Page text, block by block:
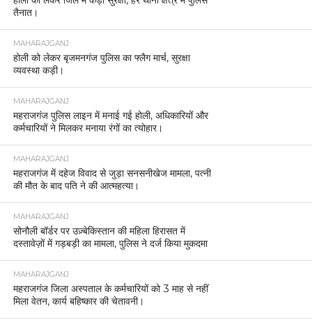
तैनात।
MAHARAJGANJ
होली को लेकर बृजमनगंज पुलिस का फ्लैग मार्च, सुरक्षा
व्यवस्था कड़ी।
MAHARAJGANJ
महराजगंज पुलिस लाइन में मनाई गई होली, अधिकारियों और
कर्मचारियों ने मिलकर मनाया रंगों का त्योहार।
MAHARAJGANJ
महराजगंज में दहेज विवाद से जुड़ा सनसनीखेज मामला, पत्नी
की मौत के बाद पति ने की आत्महत्या।
MAHARAJGANJ
सोनौली बॉर्डर पर उज़्बेकिस्तान की महिला हिरासत में
दस्तावेज़ों में गड़बड़ी का मामला, पुलिस ने दर्ज किया मुकदमा
MAHARAJGANJ
महराजगंज जिला अस्पताल के कर्मचारियों को 3 माह से नहीं
मिला वेतन, कार्य बहिष्कार की चेतावनी।